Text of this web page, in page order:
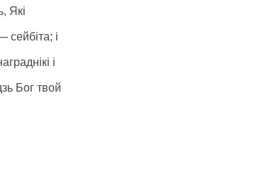
Які
сейбіта; і
і
Бог твой